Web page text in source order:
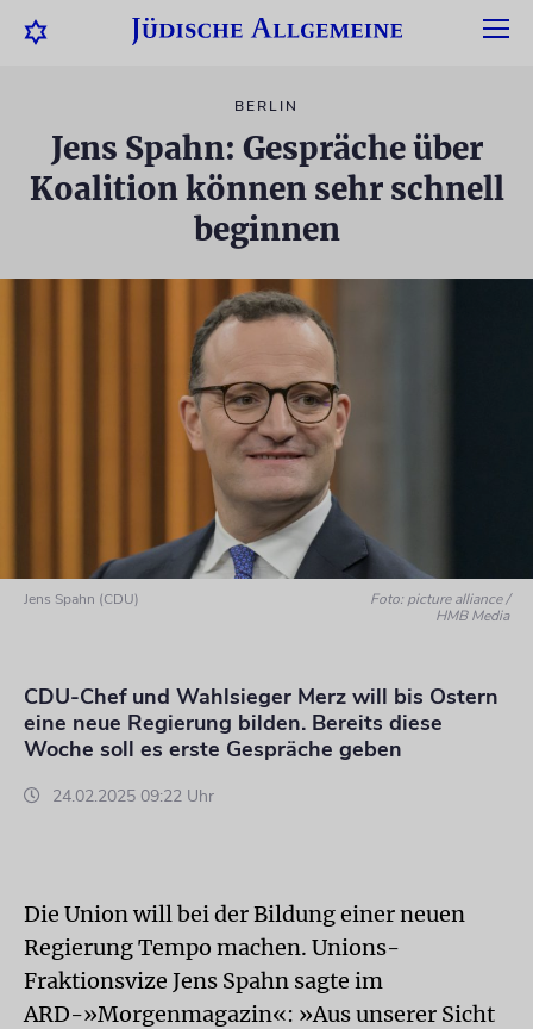
BERLIN
Jens Spahn: Gespräche über
Koalition können sehr schnell
beginnen
Jens Spahn (CDU)
Foto: picture alliance /
HMB Media
CDU-Chef und Wahlsieger Merz will bis Ostern
eine neue Regierung bilden. Bereits diese
Woche soll es erste Gespräche geben
24.02.2025 09:22 Uhr
Die Union will bei der Bildung einer neuen
Regierung Tempo machen. Unions-
Fraktionsvize Jens Spahn sagte im
ARD-»Morgenmagazin«: »Aus unserer Sicht